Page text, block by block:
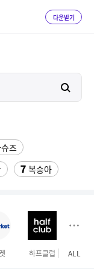
다운받기
즈
7 복숭아
원 워터월드
ALL
하프클럽 롯데